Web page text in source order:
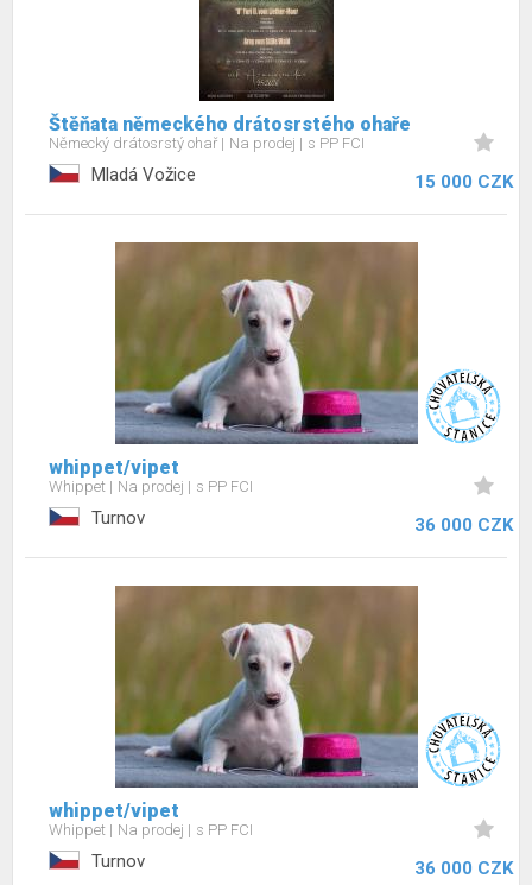
Štěňata německého drátosrstého ohaře
Německý drátosrstý ohař Na prodej s PP FCI
Mladá Vožice 15 000 CZK
whippet/vipet
Whippet Na prodej s PP FCI
Turnov 36 000 CZK
whippet/vipet
Whippet Na prodej s PP FCI
Turnov 36 000 CZK